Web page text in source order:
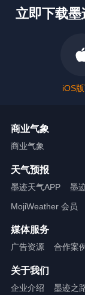
立即下载墨
iOS
商业气象
商业气象
天气预报
墨迹天气APP 墨
MojiWeather 会员
媒体服务
广告资源 合作案例
关于我们
企业介绍 墨迹之